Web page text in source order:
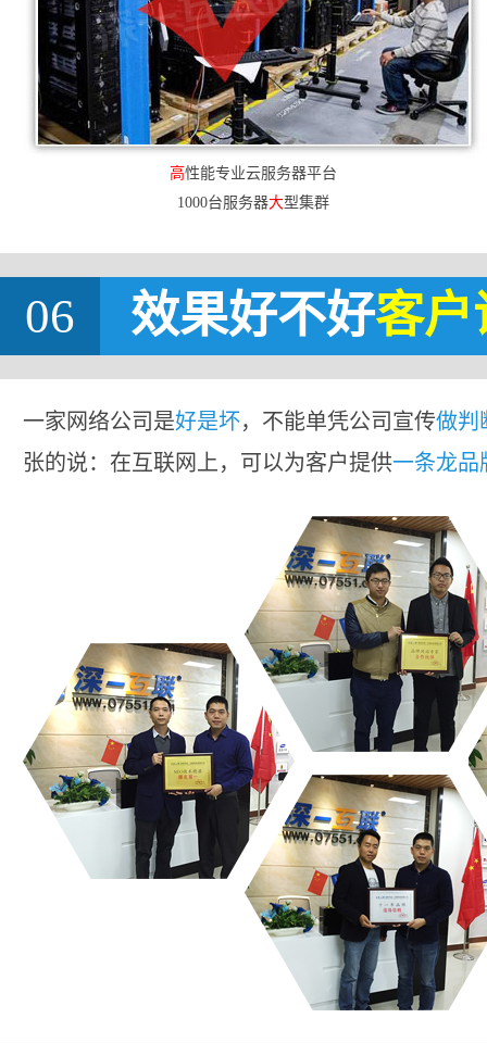
高性能专业云服务器平台
1000台服务器大型集群
06 效果好不好客户
一家网络公司是好是坏，不能单凭公司宣传做判
张的说：在互联网上，可以为客户提供一条龙品